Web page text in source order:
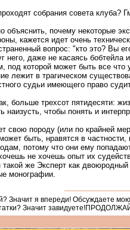
собрания совета
объяснить, почему некоторые
кажется идет очень
вопрос: "кто это? Вы
него, даже не касаясь
под которой может быть все что
лежит в трагическом
судьи имеющего право
больше трехсот пятидесяти:
наизусть, чтобы понять и
свою породу (или по крайней
быть, нравятся в
потому что они ему
не хочешь опыт их
такой же Эксперт как
монографии.
Значит я впереди! Обсуждаете
Значит